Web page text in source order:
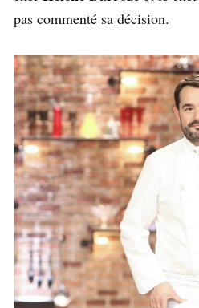
pas commenté sa décision.